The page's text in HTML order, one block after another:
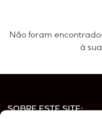
Não foram
à
SOBRE ESTE SITE: